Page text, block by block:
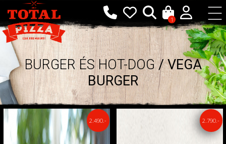
1
BURGER ÉS HOT-DOG/ VEGA
BURGER
2.490.- 2.790.-